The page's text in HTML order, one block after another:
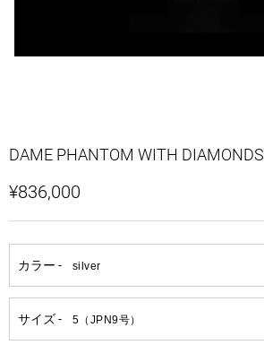
DAME PHANTOM WITH DIAMONDS
¥836,000